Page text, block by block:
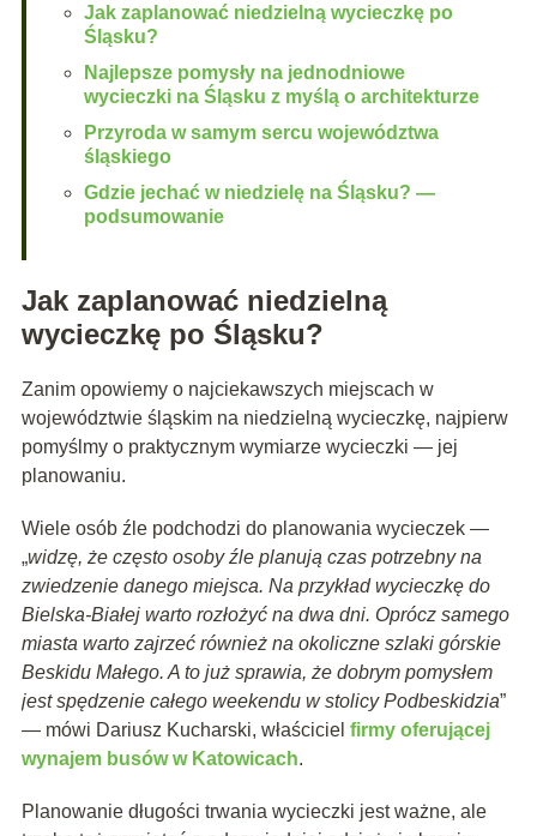
Jak zaplanować niedzielną wycieczkę po
Śląsku?
Najlepsze pomysły na jednodniowe
wycieczki na Śląsku z myślą o architekturze
Przyroda w samym sercu województwa
śląskiego
Gdzie jechać w niedzielę na Śląsku? —
podsumowanie
Jak zaplanować niedzielną
wycieczkę po Śląsku?
Zanim opowiemy o najciekawszych miejscach w
województwie śląskim na niedzielną wycieczkę, najpierw
pomyślmy o praktycznym wymiarze wycieczki — jej
planowaniu.
Wiele osób źle podchodzi do planowania wycieczek —
„widzę, że często osoby źle planują czas potrzebny na
zwiedzenie danego miejsca. Na przykład wycieczkę do
Bielska-Białej warto rozłożyć na dwa dni. Oprócz samego
miasta warto zajrzeć również na okoliczne szlaki górskie
Beskidu Małego. A to już sprawia, że dobrym pomysłem
jest spędzenie całego weekendu w stolicy Podbeskidzia”
— mówi Dariusz Kucharski, właściciel firmy oferującej
wynajem busów w Katowicach.
Planowanie długości trwania wycieczki jest ważne, ale